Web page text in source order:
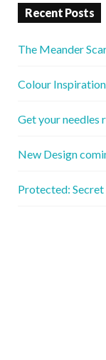
Recent Posts
The Meander
Colour
Get your needles
New Design
Protected: